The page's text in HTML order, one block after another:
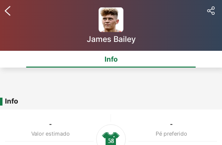
James Bailey
Info
Info
-
Valor estimado
-
Pé preferido
58